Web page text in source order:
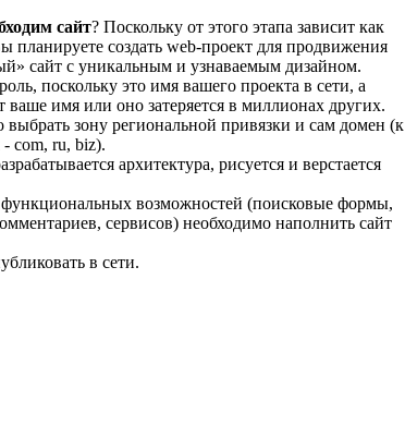
сайт? Поскольку от этого этапа зависит как
планируете создать web-проект для продвижения
сайт с уникальным и узнаваемым дизайном.
поскольку это имя вашего проекта в сети, а
ваше имя или оно затеряется в миллионах других.
зону региональной привязки и сам домен (к
- com, ru, biz).
архитектура, рисуется и верстается
функциональных возможностей (поисковые формы,
сервисов) необходимо наполнить сайт
в сети.